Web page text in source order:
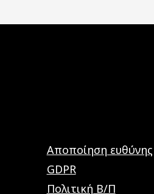
Αποποίηση ευθύνης
GDPR
Πολιτική Β/Π